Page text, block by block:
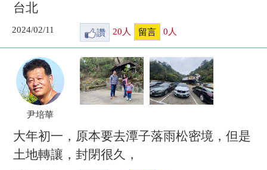
台北
2024/02/11 讚 20 人 留言 0 人
尹培華
大年初一，原本要去潭子落雨松密境，但是
土地轉讓，封閉很久，